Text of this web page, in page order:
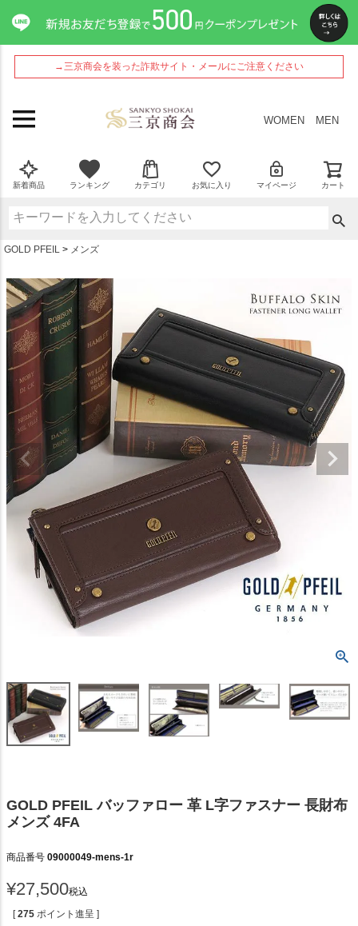
→三京商会を装った詐欺サイト・メールにご注意ください
WOMEN MEN
新着商品 ランキング カテゴリ お気に入り マイページ カート
GOLD PFEIL メンズ
GOLD PFEIL バッファロー 革 L字ファスナー 長財布
メンズ 4FA
商品番号 09000049-mens-1r
¥27,500税込
[ 275 ポイント進呈 ]
ペー
ジト
ップ
へ